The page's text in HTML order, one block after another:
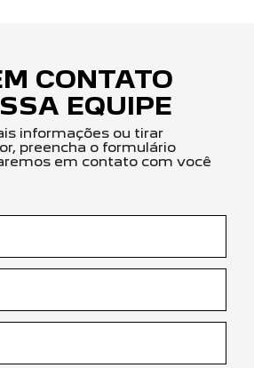
CONTATO
EQUIPE
informações ou tirar
preencha o formulário
em contato com você